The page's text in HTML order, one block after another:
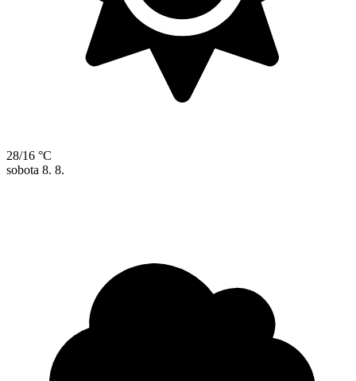
28/16 °C
sobota 8. 8.